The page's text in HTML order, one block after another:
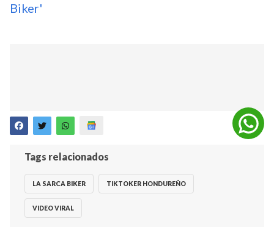
Biker'
Tags relacionados
LA SARCA BIKER TIKTOKER HONDUREÑO
VIDEO VIRAL